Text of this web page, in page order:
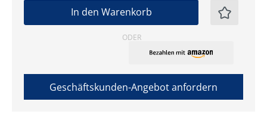
In den Warenkorb
ODER
Geschäftskunden-Angebot anfordern